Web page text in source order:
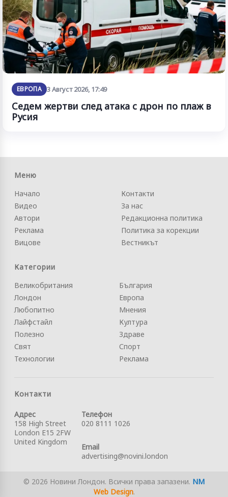
ЕВРОПА 3 Август 2026, 17:49
Седем жертви след атака с дрон по плаж в
Русия
Меню
Начало
Видео
Автори
Реклама
Вицове
Контакти
За нас
Редакционна политика
Политика за корекции
Вестникът
Категории
Великобритания
Лондон
Любопитно
Лайфстайл
Полезно
Свят
Технологии
България
Европа
Мнения
Култура
Здраве
Спорт
Реклама
Контакти
Адрес
158 High Street
London E15 2FW
United Kingdom
Телефон
020 8111 1026
Email
advertising@novini.london
© 2026 Новини Лондон. Всички права запазени. NM
Web Design.